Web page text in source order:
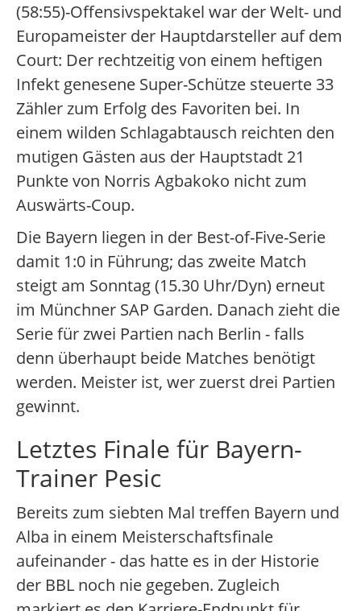
(58:55)-Offensivspektakel war der Welt- und
Europameister der Hauptdarsteller auf dem
Court: Der rechtzeitig von einem heftigen
Infekt genesene Super-Schütze steuerte 33
Zähler zum Erfolg des Favoriten bei. In
einem wilden Schlagabtausch reichten den
mutigen Gästen aus der Hauptstadt 21
Punkte von Norris Agbakoko nicht zum
Auswärts-Coup.
Die Bayern liegen in der Best-of-Five-Serie
damit 1:0 in Führung; das zweite Match
steigt am Sonntag (15.30 Uhr/Dyn) erneut
im Münchner SAP Garden. Danach zieht die
Serie für zwei Partien nach Berlin - falls
denn überhaupt beide Matches benötigt
werden. Meister ist, wer zuerst drei Partien
gewinnt.
Letztes Finale für Bayern-
Trainer Pesic
Bereits zum siebten Mal treffen Bayern und
Alba in einem Meisterschaftsfinale
aufeinander - das hatte es in der Historie
der BBL noch nie gegeben. Zugleich